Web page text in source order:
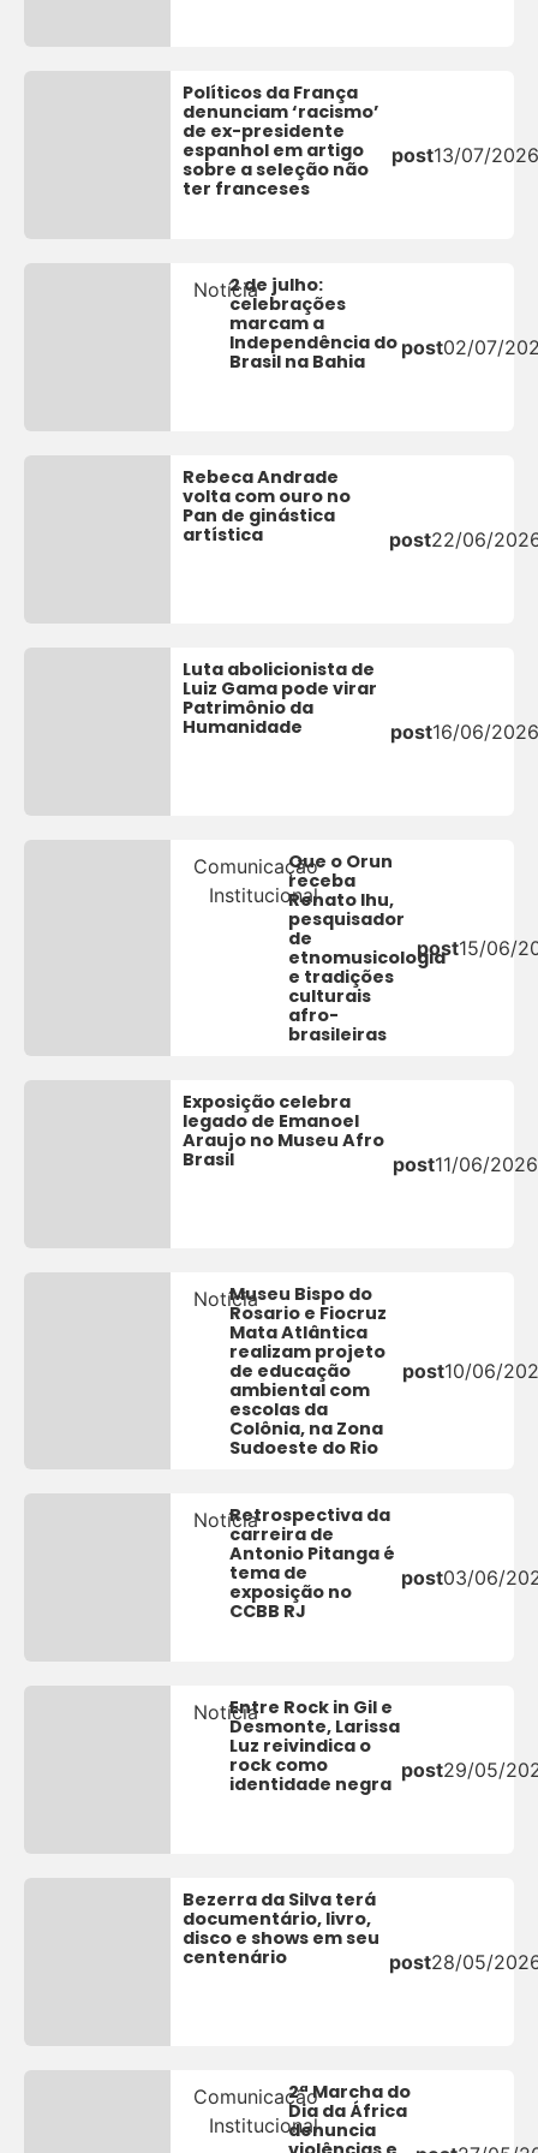
Políticos da França
denunciam ‘racismo’
de ex-presidente
espanhol em artigo
sobre a seleção não
ter franceses
post13/07/2026
Notícia2 de julho:
celebrações
marcam a
Independência do
Brasil na Bahia
post02/07/
Rebeca Andrade
volta com ouro no
Pan de ginástica
artística
post22/06/
Luta abolicionista de
Luiz Gama pode virar
Patrimônio da
Humanidade
post16/06/
Comunicação
Institucional
Que o Orun
receba
Renato Ihu,
pesquisador
de
etnomusicologia
e tradições
culturais
afro-
brasileiras
post15/06/
Exposição celebra
legado de Emanoel
Araujo no Museu Afro
Brasil
post11/06/2026
NotíciaMuseu Bispo do
Rosario e Fiocruz
Mata Atlântica
realizam projeto
de educação
ambiental com
escolas da
Colônia, na Zona
Sudoeste do Rio
post10/06/
NotíciaRetrospectiva da
carreira de
Antonio Pitanga é
tema de
exposição no
CCBB RJ
post03/06/
NotíciaEntre Rock in Gil e
Desmonte, Larissa
Luz reivindica o
rock como
identidade negra
post29/05/
Bezerra da Silva terá
documentário, livro,
disco e shows em seu
centenário
post28/05/
Comunicação
Institucional
2ª Marcha do
Dia da África
denuncia